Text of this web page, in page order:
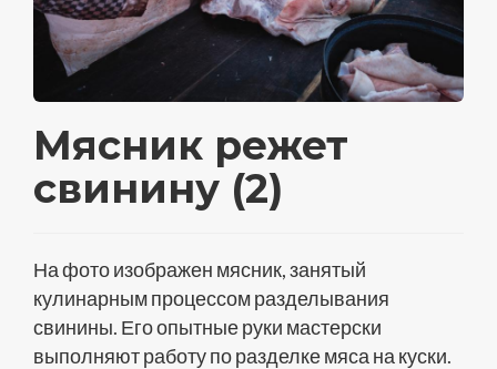
Мясник режет
свинину (2)
На фото изображен мясник, занятый
кулинарным процессом разделывания
свинины. Его опытные руки мастерски
выполняют работу по разделке мяса на куски.